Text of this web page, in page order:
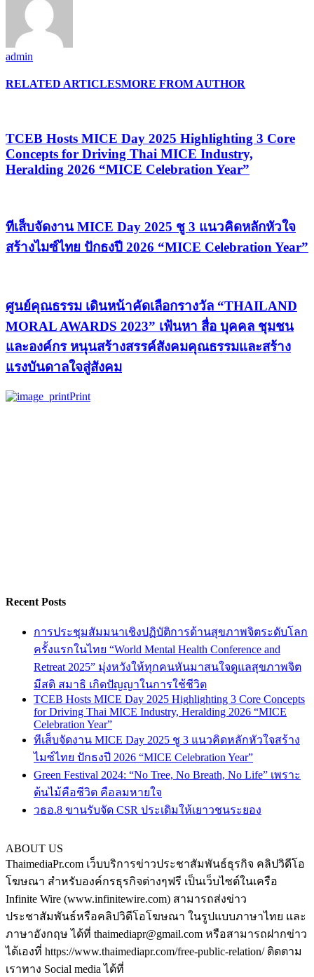
admin
RELATED ARTICLESMORE FROM AUTHOR
TCEB Hosts MICE Day 2025 Highlighting 3 Core
Concepts for Driving Thai MICE Industry,
Heralding 2026 “MICE Celebration Year”
ทีเส็บจัดงาน MICE Day 2025 ชู 3 แนวคิดหลักหัวใจ
สร้างไมซ์ไทย ปักธงปี 2026 “MICE Celebration Year”
ศูนย์คุณธรรม เดินหน้าคัดเลือกรางวัล “THAILAND
MORAL AWARDS 2023” เฟ้นหา สื่อ บุคคล ชุมชน
และองค์กร หนุนสร้างสรรค์สังคมคุณธรรมและสร้าง
แรงบันดาลใจสู่สังคม
Print
Recent Posts
การประชุมสัมมนาเชิงปฏิบัติการด้านสุขภาพจิตระดับโลก
ครั้งแรกในไทย “World Mental Health Conference and
Retreat 2025” มุ่งหวังให้ทุกคนหันมาสนใจดูแลสุขภาพจิต
มีสติ สมาธิ เกิดปัญญาในการใช้ชีวิต
TCEB Hosts MICE Day 2025 Highlighting 3 Core Concepts
for Driving Thai MICE Industry, Heralding 2026 “MICE
Celebration Year”
ทีเส็บจัดงาน MICE Day 2025 ชู 3 แนวคิดหลักหัวใจสร้าง
ไมซ์ไทย ปักธงปี 2026 “MICE Celebration Year”
Green Festival 2024: “No Tree, No Breath, No Life” เพราะ
ต้นไม้คือชีวิต คือลมหายใจ
วธอ.8 ขานรับจัด CSR ประเดิมให้เยาวชนระยอง
ABOUT US
ThaimediaPr.com เว็บบริการข่าวประชาสัมพันธ์ธุรกิจ คลิปวิดีโอ
โฆษณา สำหรับองค์กรธุรกิจต่างๆฟรี เป็นเว็บไซต์ในเครือ
Infinite Wire (www.infinitewire.com) สามารถส่งข่าว
ประชาสัมพันธ์หรือคลิปวิดีโอโฆษณา ในรูปแบบภาษาไทย และ
ภาษาอังกฤษ ได้ที่ thaimediapr@gmail.com หรือสามารถฝากข่าว
ได้เองที่ https://www.thaimediapr.com/free-public-relation/ ติดตาม
เราทาง Social media ได้ที่